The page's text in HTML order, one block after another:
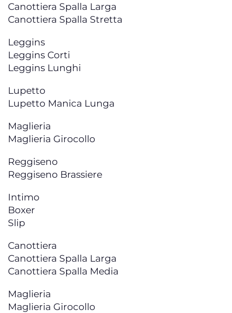
Canottiera Spalla Larga
Canottiera Spalla Stretta
Leggins
Leggins Corti
Leggins Lunghi
Lupetto
Lupetto Manica Lunga
Maglieria
Maglieria Girocollo
Reggiseno
Reggiseno Brassiere
Intimo
Boxer
Slip
Canottiera
Canottiera Spalla Larga
Canottiera Spalla Media
Maglieria
Maglieria Girocollo